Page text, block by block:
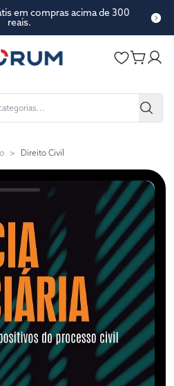
em compras acima de 300
reais.
> Direito Civil